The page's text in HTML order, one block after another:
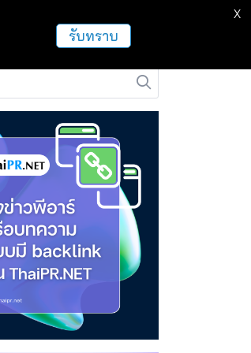
ฝากข่าวประชาสัมพันธ์
รับทราบ
X